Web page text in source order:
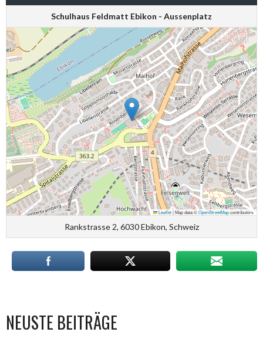
Schulhaus Feldmatt Ebikon - Aussenplatz
Leaflet|Map data ©OpenStreetMapcontributors
Rankstrasse 2, 6030 Ebikon, Schweiz
NEUSTE BEITRÄGE